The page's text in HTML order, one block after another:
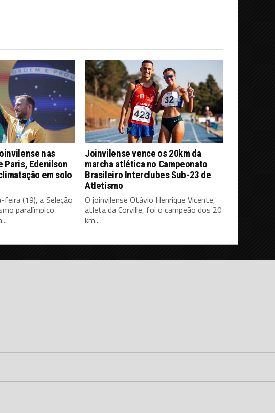
nas
Paris, Edenilson
em solo
(19), a Seleção
paralímpico
Joinvilense vence os 20km da
marcha atlética no Campeonato
Brasileiro Interclubes Sub-23 de
Atletismo
O joinvilense Otávio Henrique Vicente,
atleta da Corville, foi o campeão dos 20
km...